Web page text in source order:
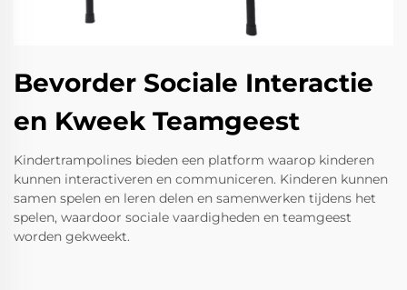
Bevorder Sociale Interactie
en Kweek Teamgeest
Kindertrampolines bieden een platform waarop kinderen
kunnen interactiveren en communiceren. Kinderen kunnen
samen spelen en leren delen en samenwerken tijdens het
spelen, waardoor sociale vaardigheden en teamgeest
worden gekweekt.